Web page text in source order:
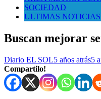
SOCIEDAD
ULTIMAS NOTICIAS
Buscan mejorar
Diario EL SOL5 años atrás5
Compartilo!